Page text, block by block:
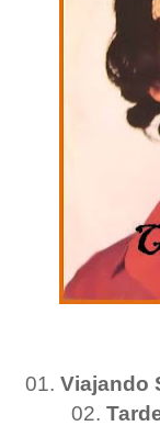
01. Viajando
02.